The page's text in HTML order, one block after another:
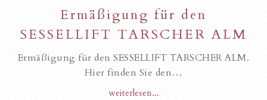
Ermäßigung für den
SESSELLIFT TARSCHER ALM
Ermäßigung für den SESSELLIFT TARSCHER ALM.
Hier finden Sie den…
weiterlesen...